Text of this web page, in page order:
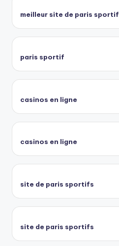
meilleur site de paris sportif
paris sportif
casinos en ligne
casinos en ligne
site de paris sportifs
site de paris sportifs